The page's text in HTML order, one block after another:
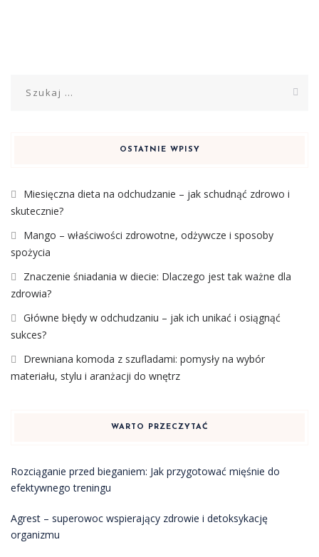
OSTATNIE WPISY
Miesięczna dieta na odchudzanie – jak schudnąć zdrowo i
skutecznie?
Mango – właściwości zdrowotne, odżywcze i sposoby
spożycia
Znaczenie śniadania w diecie: Dlaczego jest tak ważne dla
zdrowia?
Główne błędy w odchudzaniu – jak ich unikać i osiągnąć
sukces?
Drewniana komoda z szufladami: pomysły na wybór
materiału, stylu i aranżacji do wnętrz
WARTO PRZECZYTAĆ
Rozciąganie przed bieganiem: Jak przygotować mięśnie do
efektywnego treningu
Agrest – superowoc wspierający zdrowie i detoksykację
organizmu